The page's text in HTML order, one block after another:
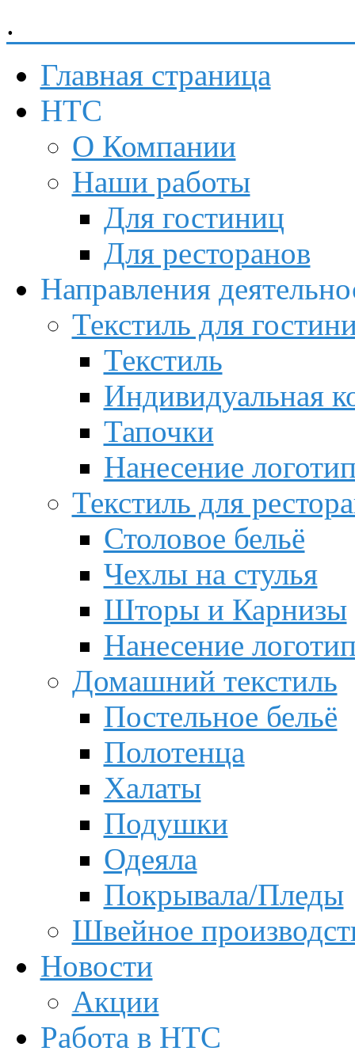
.
Главная страница
НТС
О Компании
Наши работы
Для гостиниц
Для ресторанов
Направления
Текстиль для
Текстиль
Индивидуальная
Тапочки
Нанесение
Текстиль для
Столовое бельё
Чехлы на стулья
Шторы и Карнизы
Нанесение
Домашний текстиль
Постельное бельё
Полотенца
Халаты
Подушки
Одеяла
Покрывала/Пледы
Швейное
Новости
Акции
Работа в НТС